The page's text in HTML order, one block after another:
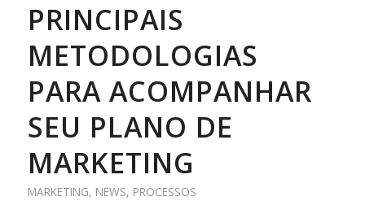
PRINCIPAIS
METODOLOGIAS
PARA ACOMPANHAR
SEU PLANO DE
MARKETING
MARKETING, NEWS, PROCESSOS